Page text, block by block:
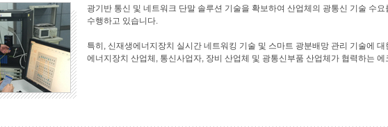
광기반 통신 및 네트워크 단말 솔루션 기술을 확보하여 산업체의 광통신 기술 수
수행하고 있습니다.
특히, 신재생에너지장치 실시간 네트워킹 기술 및 스마트 광분배망 관리 기술에
에너지장치 산업체, 통신사업자, 장비 산업체 및 광통신부품 산업체가 협력하는